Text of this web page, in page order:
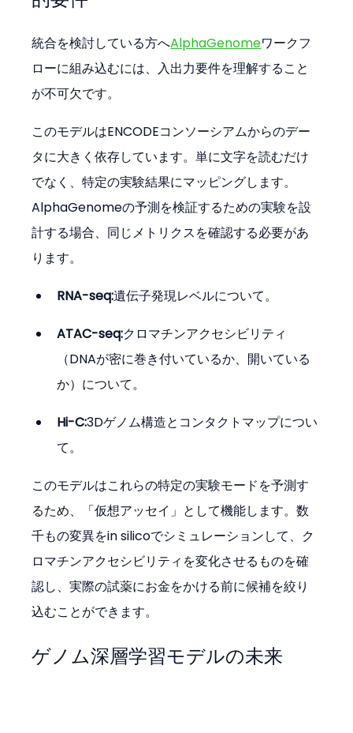
統合を検討している方へAlphaGenomeワークフ
ローに組み込むには、入出力要件を理解すること
が不可欠です。
このモデルはENCODEコンソーシアムからのデー
タに大きく依存しています。単に文字を読むだけ
でなく、特定の実験結果にマッピングします。
AlphaGenomeの予測を検証するための実験を設
計する場合、同じメトリクスを確認する必要があ
ります。
RNA-seq:遺伝子発現レベルについて。
ATAC-seq:クロマチンアクセシビリティ
（DNAが密に巻き付いているか、開いている
か）について。
Hi-C:3Dゲノム構造とコンタクトマップについ
て。
このモデルはこれらの特定の実験モードを予測す
るため、「仮想アッセイ」として機能します。数
千もの変異をin silicoでシミュレーションして、ク
ロマチンアクセシビリティを変化させるものを確
認し、実際の試薬にお金をかける前に候補を絞り
込むことができます。
ゲノム深層学習モデルの未来